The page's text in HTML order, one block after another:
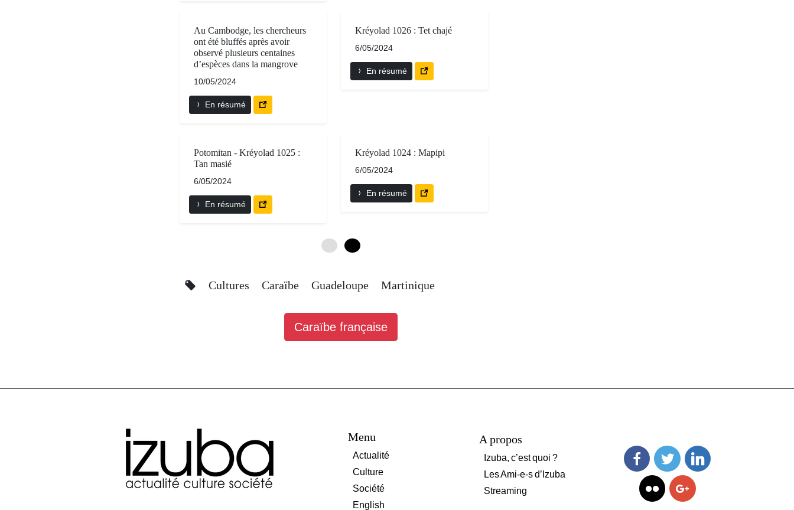
Au Cambodge, les chercheurs
ont été bluffés après avoir
observé plusieurs centaines
d’espèces dans la mangrove
10/05/2024
En résumé
Kréyolad 1026 : Tet chajé
6/05/2024
En résumé
Potomitan - Kréyolad 1025 :
Tan masié
6/05/2024
En résumé
Kréyolad 1024 : Mapipi
6/05/2024
En résumé
Cultures Caraïbe Guadeloupe Martinique
Caraïbe française
Menu
Actualité
Culture
Société
English
A propos
Izuba, c’est quoi ?
Les Ami-e-s d’Izuba
Streaming
FacebookTwitter